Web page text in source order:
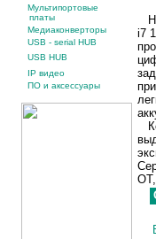
Мультипортовые
платы
Медиаконверторы
USB - serial HUB
USB HUB
IP видео
ПО и аксессуары
i7